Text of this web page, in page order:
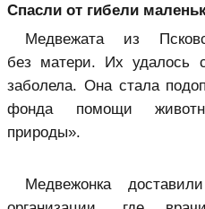
Спасли от гибели
Медвежата из
без матери. Их удалось
заболела. Она стала
фонда помощи
природы».
Медвежонка